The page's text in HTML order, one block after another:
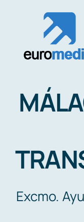
contenido
Excmo.